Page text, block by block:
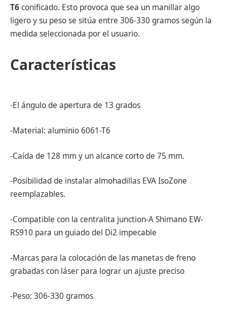
T6conificado. Esto provoca que sea un manillar algo
ligero y su peso se sitúa entre 306-330 gramos según la
medida seleccionada por el usuario.
Características
-El ángulo de apertura de 13 grados
-Material: aluminio 6061-T6
-Caída de 128 mm y un alcance corto de 75 mm.
-Posibilidad de instalar almohadillas EVA IsoZone
reemplazables.
-Compatible con la centralita junction-A Shimano EW-
RS910 para un guiado del Di2 impecable
-Marcas para la colocación de las manetas de freno
grabadas con láser para lograr un ajuste preciso
-Peso: 306-330 gramos